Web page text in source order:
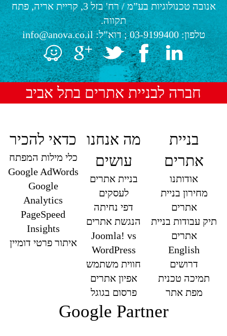
אנובה טכנולוגיות בע”מ/
רח' בזל 3, קריית אריה, פתח
תקווה.
טלפון:03-9199400; דוא”ל:info@anova.co.il
חברה לבניית אתרים בתל אביב
בניית
אתרים
אודותנו
מחירון בניית
אתרים
תיק עבודות בניית
אתרים
English
דרושים
תמיכה טכנית
מפת אתר
מה אנחנו
עושים
בניית אתרים
לעסקים
דפי נחיתה
הנגשת אתרים
Joomla! vs
WordPress
חווית משתמש
אפיון אתרים
פרסום בגוגל
כדאי להכיר
כלי מילות המפתח
Google AdWords
Google
Analytics
PageSpeed
Insights
איתור פרטי דומיין
Google Partner